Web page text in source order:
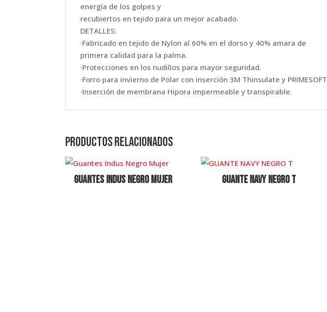
energía de los golpes y
recubiertos en tejido para un mejor acabado.
DETALLES:
·Fabricado en tejido de Nylon al 60% en el dorso y 40% amara de
primera calidad para la palma.
·Protecciones en los nudillos para mayor seguridad.
·Forro para invierno de Polar con inserción 3M Thinsulate y PRIMESOFT
·Inserción de membrana Hipora impermeable y transpirable.
Productos relacionados
Guantes Indus Negro Mujer GUANTE NAVY NEGRO T